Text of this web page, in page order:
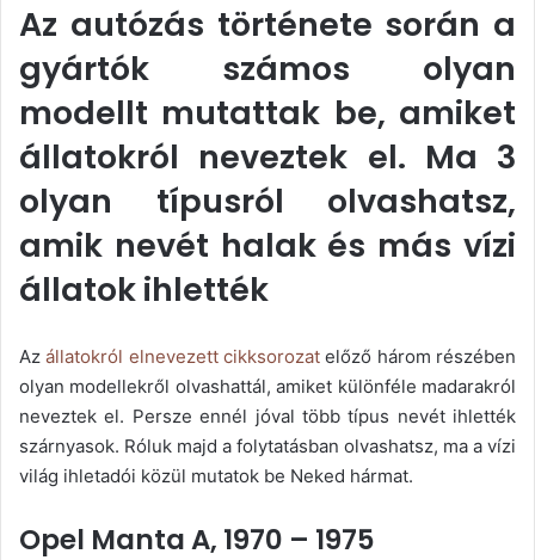
Az autózás története során a
gyártók számos olyan
modellt mutattak be, amiket
állatokról neveztek el. Ma 3
olyan típusról olvashatsz,
amik nevét halak és más vízi
állatok ihlették
Azállatokról elnevezett cikksorozat előző három részében
olyan modellekről olvashattál, amiket különféle madarakról
neveztek el. Persze ennél jóval több típus nevét ihlették
szárnyasok. Róluk majd a folytatásban olvashatsz, ma a vízi
világ ihletadói közül mutatok be Neked hármat.
Opel Manta A, 1970 – 1975